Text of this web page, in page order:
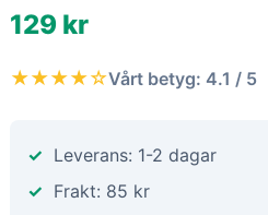
129 kr
★★★★☆Vårt betyg: 4.1 / 5
Leverans: 1-2 dagar
Frakt: 85 kr